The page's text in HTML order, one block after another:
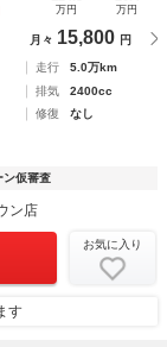
万円 万円
月々 15,800 円
走行
5.0万km
排気
2400cc
修復
なし
ン仮審査
ン店
お気に入り
す